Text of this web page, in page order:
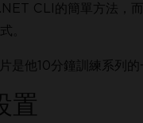
CLI的簡單方法
。
是他10分鐘訓練系列
置